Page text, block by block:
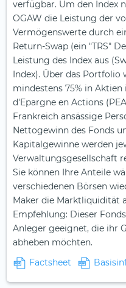
verfügbar. Um den Index
OGAW die Leistung der
Vermögenswerte durch
Return-Swap (ein "TRS"
Leistung des Index aus
Index). Über das Portfolio
mindestens 75% in
d'Epargne en Actions
Frankreich ansässige
Nettogewinn des Fonds
Kapitalgewinne werden
Verwaltungsgesellschaft
Sie können Ihre Anteile
verschiedenen Börsen
Maker die Marktliquidität
Empfehlung: Dieser
Anleger geeignet, die ihr
abheben möchten.
Factsheet